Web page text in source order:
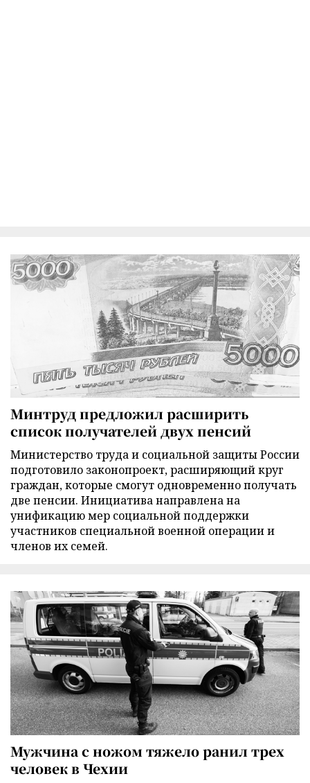
Минтруд предложил расширить
список получателей двух пенсий
Министерство труда и социальной защиты России
подготовило законопроект, расширяющий круг
граждан, которые смогут одновременно получать
две пенсии. Инициатива направлена на
унификацию мер социальной поддержки
участников специальной военной операции и
членов их семей.
Мужчина с ножом тяжело ранил трех
человек в Чехии